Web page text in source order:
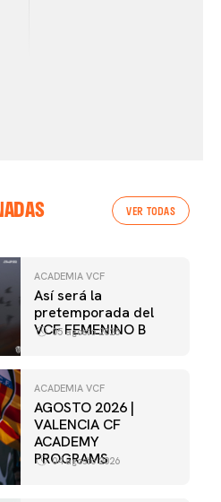
VER TODAS
ACADEMIA VCF
Así será la
pretemporada del
VCF FEMENINO B
05 agosto 2026
ACADEMIA VCF
AGOSTO 2026 |
VALENCIA CF
ACADEMY
PROGRAMS
04 agosto 2026